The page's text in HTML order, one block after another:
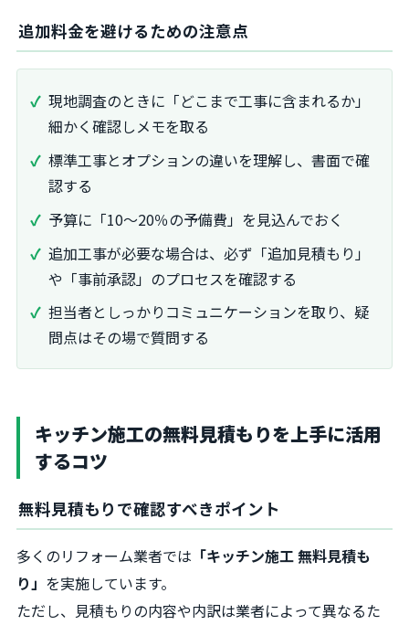
追加料金を避けるための注意点
現地調査のときに「どこまで工事に含まれるか」
細かく確認しメモを取る
標準工事とオプションの違いを理解し、書面で確
認する
予算に「10～20％の予備費」を見込んでおく
追加工事が必要な場合は、必ず「追加見積もり」
や「事前承認」のプロセスを確認する
担当者としっかりコミュニケーションを取り、疑
問点はその場で質問する
キッチン施工の無料見積もりを上手に活用
するコツ
無料見積もりで確認すべきポイント
多くのリフォーム業者では 「キッチン施工 無料見積も
り」 を実施しています。
ただし、見積もりの内容や内訳は業者によって異なるた